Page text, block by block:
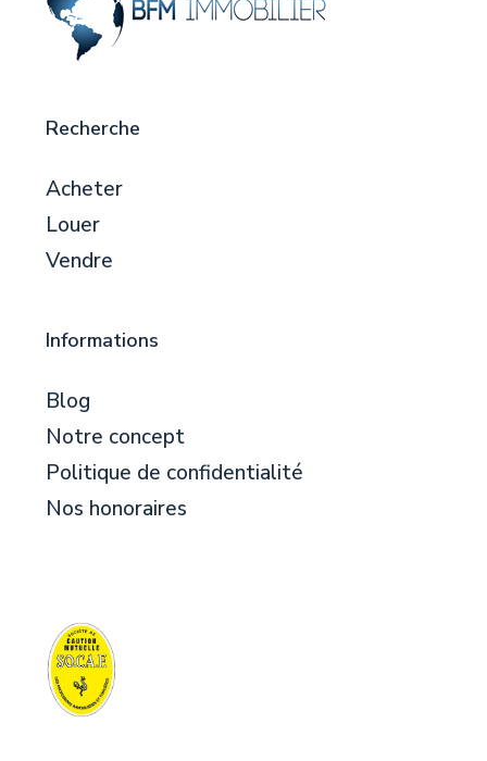
Recherche
Acheter
Louer
Vendre
Informations
Blog
Notre concept
Politique de confidentialité
Nos honoraires